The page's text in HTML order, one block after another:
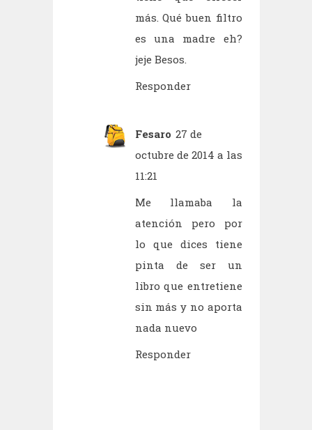
más. Qué buen filtro
es una madre eh?
jeje Besos.
Responder
Fesaro 27 de
octubre de 2014 a las
11:21
Me llamaba la
atención pero por
lo que dices tiene
pinta de ser un
libro que entretiene
sin más y no aporta
nada nuevo
Responder